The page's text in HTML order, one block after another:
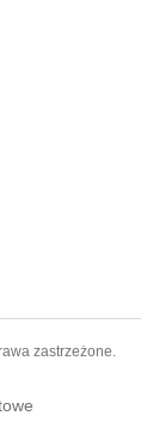
zastrzeżone.